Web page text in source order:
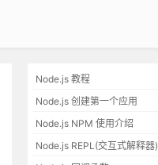
Node.js 教程
Node.js 创建第一个应用
Node.js NPM 使用介绍
Node.js REPL(交互式解释器)